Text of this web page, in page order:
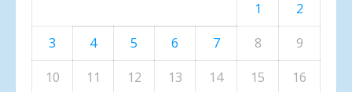
1
2
3
4 5 6 7 8
9
10
11 12 13 14 15
16